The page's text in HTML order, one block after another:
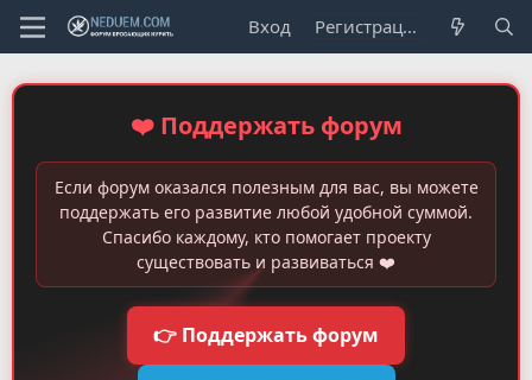
Вход Регистрация
❤️ Поддержать форум
Если форум оказался полезным для вас, вы можете
поддержать его развитие любой удобной суммой.
Спасибо каждому, кто помогает проекту
существовать и развиваться ❤️
👉 Поддержать форум